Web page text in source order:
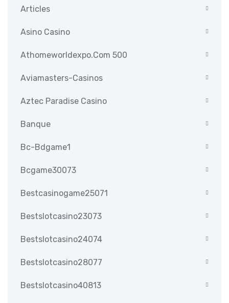
Articles
Asino Casino
Athomeworldexpo.com 500
Aviamasters-Casinos
Aztec Paradise Casino
Banque
Bc-Bdgame1
Bcgame30073
Bestcasinogame25071
Bestslotcasino23073
Bestslotcasino24074
Bestslotcasino28077
Bestslotcasino40813